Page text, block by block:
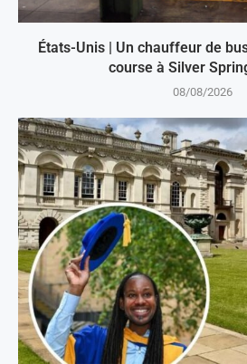
États-Unis | Un chauffeur de
course à Silver
08/08/2026